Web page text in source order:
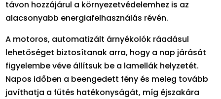
távon hozzájárul a környezetvédelemhez is az
alacsonyabb energiafelhasználás révén.
A motoros, automatizált árnyékolók ráadásul
lehetőséget biztosítanak arra, hogy a nap járását
figyelembe véve állítsuk be a lamellák helyzetét.
Napos időben a beengedett fény és meleg tovább
javíthatja a fűtés hatékonyságát, míg éjszakára